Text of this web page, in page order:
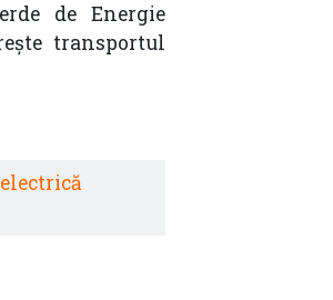
de Energie
transportul